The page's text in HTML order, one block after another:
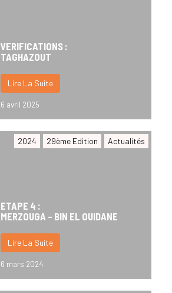
VERIFICATIONS :
TAGHAZOUT
Lire La Suite
6 avril 2025
2024 29ème Edition Actualités
ETAPE 4 :
MERZOUGA – BIN EL OUIDANE
Lire La Suite
6 mars 2024